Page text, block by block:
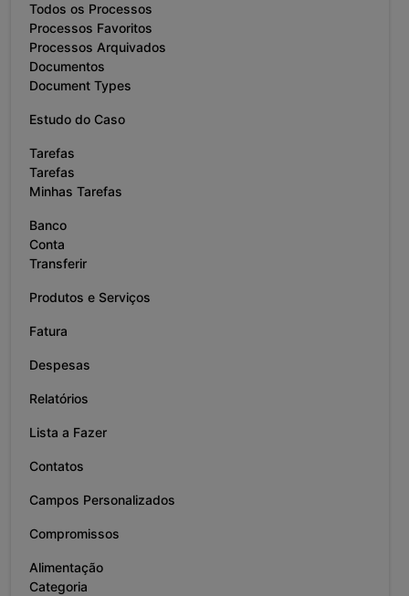
Todos os Processos
Processos Favoritos
Processos Arquivados
Documentos
Document Types
Estudo do Caso
Tarefas
Tarefas
Minhas Tarefas
Banco
Conta
Transferir
Produtos e Serviços
Fatura
Despesas
Relatórios
Lista a Fazer
Contatos
Campos Personalizados
Compromissos
Alimentação
Categoria